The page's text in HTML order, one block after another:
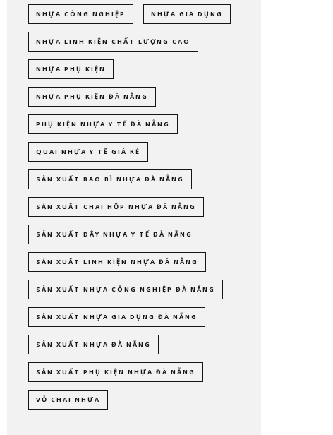
NHỰA CÔNG NGHIỆP NHỰA GIA DỤNG
NHỰA LINH KIỆN CHẤT LƯỢNG CAO
NHỰA PHỤ KIỆN
NHỰA PHỤ KIỆN ĐÀ NẴNG
PHỤ KIỆN NHỰA Y TẾ ĐÀ NẴNG
QUAI NHỰA Y TẾ GIÁ RẺ
SẢN XUẤT BAO BÌ NHỰA ĐÀ NẴNG
SẢN XUẤT CHAI HỘP NHỰA ĐÀ NẴNG
SẢN XUẤT DÂY NHỰA Y TẾ ĐÀ NẴNG
SẢN XUẤT LINH KIỆN NHỰA ĐÀ NẴNG
SẢN XUẤT NHỰA CÔNG NGHIỆP ĐÀ NẴNG
SẢN XUẤT NHỰA GIA DỤNG ĐÀ NẴNG
SẢN XUẤT NHỰA ĐÀ NẴNG
SẢN XUẤT PHỤ KIỆN NHỰA ĐÀ NẴNG
VỎ CHAI NHỰA